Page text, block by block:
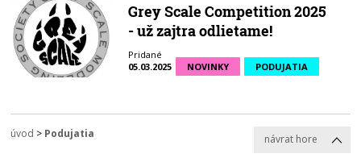
Grey Scale Competition 2025
- už zajtra odlietame!
Pridané
05.03.2025
NOVINKY PODUJATIA
úvod > Podujatia návrat hore